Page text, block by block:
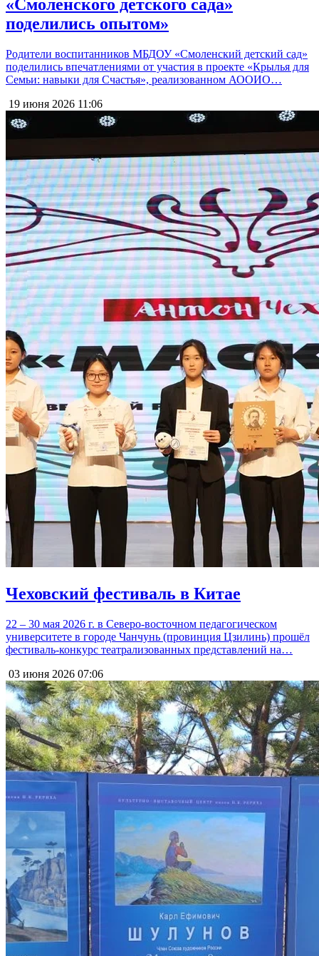
«Смоленского детского сада»
поделились опытом»
Родители воспитанников МБДОУ «Смоленский детский сад»
поделились впечатлениями от участия в проекте «Крылья для
Семьи: навыки для Счастья», реализованном АООИО…
19 июня 2026 11:06
Чеховский фестиваль в Китае
22 – 30 мая 2026 г. в Северо-восточном педагогическом
университете в городе Чанчунь (провинция Цзилинь) прошёл
фестиваль-конкурс театрализованных представлений на…
03 июня 2026 07:06